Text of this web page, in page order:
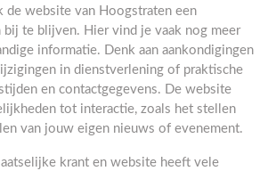
de website van Hoogstraten een
bij te blijven. Hier vind je vaak nog meer
informatie. Denk aan aankondigingen
in dienstverlening of praktische
en contactgegevens. De website
tot interactie, zoals het stellen
van jouw eigen nieuws of evenement.
krant en website heeft vele